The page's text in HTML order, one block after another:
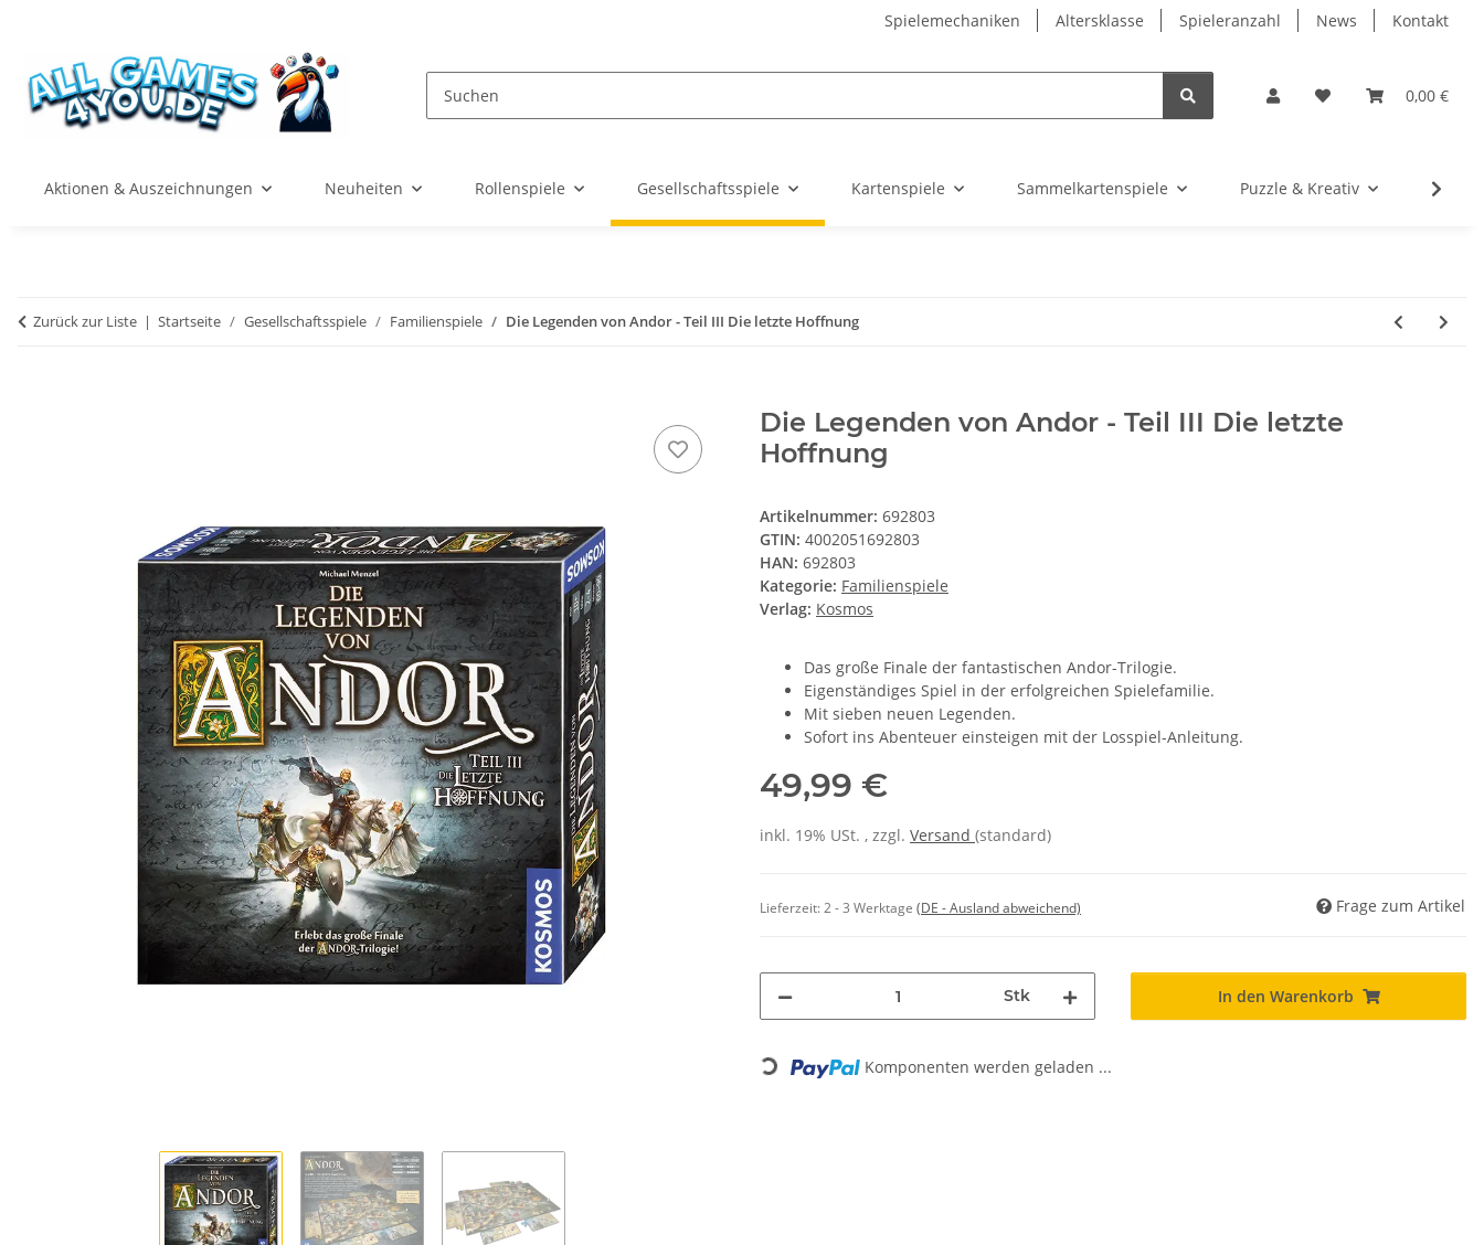
Spielemechaniken Altersklasse Spieleranzahl News Kontakt
0,00 €
Aktionen & Auszeichnungen Neuheiten Rollenspiele Gesellschaftsspiele Kartenspiele Sammelkartenspiele Puzzle & Kreativ
Zurück zur Liste Startseite Gesellschaftsspiele Familienspiele Die Legenden von Andor - Teil III Die letzte Hoffnung
Die Legenden von Andor - Teil III Die letzte
Hoffnung
Artikelnummer: 692803
GTIN: 4002051692803
HAN: 692803
Kategorie: Familienspiele
Verlag: Kosmos
Das große Finale der fantastischen Andor-Trilogie.
Eigenständiges Spiel in der erfolgreichen Spielefamilie.
Mit sieben neuen Legenden.
Sofort ins Abenteuer einsteigen mit der Losspiel-Anleitung.
49,99 €
inkl. 19% USt. , zzgl. Versand (standard)
Lieferzeit:2 - 3 Werktage (DE - Ausland abweichend) Frage zum Artikel
Stk In den Warenkorb
Loading... Komponenten werden geladen ...